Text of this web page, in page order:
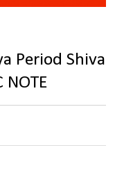
Period Shiva
NOTE